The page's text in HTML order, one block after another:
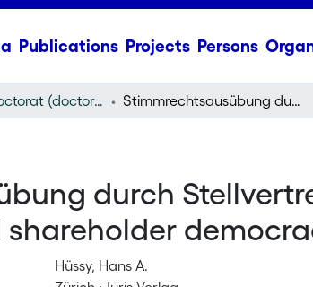
Publications Projects Persons
Thèse de doctorat (doctoral thesis) Stimmrechtsausübung durch Stellvertretung im amerikanischen Aktienrecht proxy voting und shareholder democracy
durch
Hüssy, Hans A.